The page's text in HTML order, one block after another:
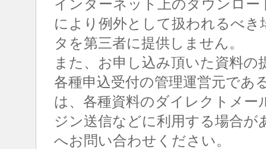
インターネット上のダウンロ
により例外として扱われるべ
タを第三者に提供しません。
また、お申し込み頂いた資料
各種申込受付の管理運営元であ
は、各種資料のダイレクトメー
ジン送信などに利用する場合
へお問い合わせください。